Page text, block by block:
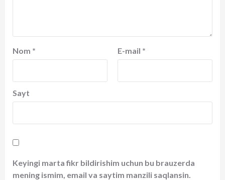
Nom * E-mail *
Sayt
Keyingi marta fikr bildirishim uchun bu brauzerda
mening ismim, email va saytim manzili saqlansin.